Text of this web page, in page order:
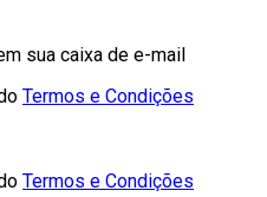
sua caixa de e-mail
Termos e Condições
Termos e Condições